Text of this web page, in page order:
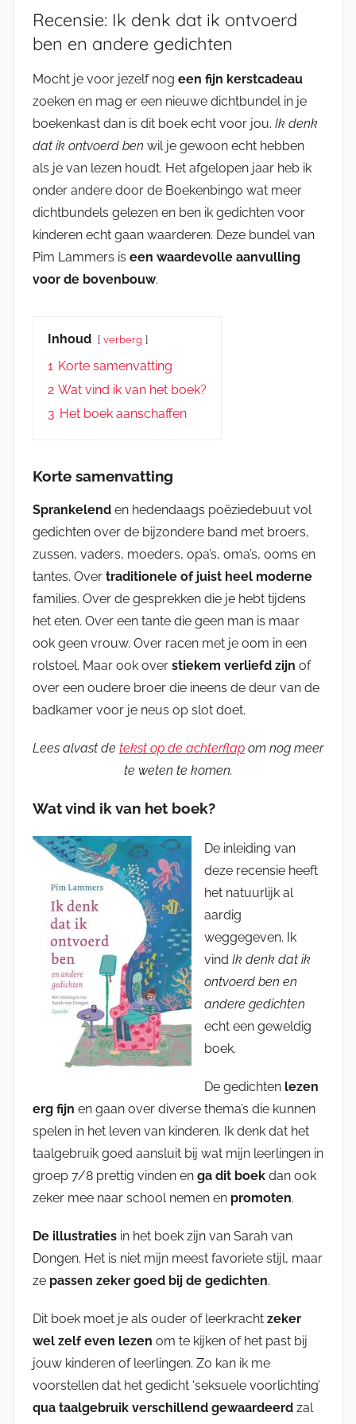
Recensie: Ik denk dat ik ontvoerd
ben en andere gedichten
Mocht je voor jezelf nog een fijn kerstcadeau
zoeken en mag er een nieuwe dichtbundel in je
boekenkast dan is dit boek echt voor jou. Ik denk
dat ik ontvoerd ben wil je gewoon echt hebben
als je van lezen houdt. Het afgelopen jaar heb ik
onder andere door de Boekenbingo wat meer
dichtbundels gelezen en ben ik gedichten voor
kinderen echt gaan waarderen. Deze bundel van
Pim Lammers is een waardevolle aanvulling
voor de bovenbouw.
Inhoud verberg
1 Korte samenvatting
2 Wat vind ik van het boek?
3 Het boek aanschaffen
Korte samenvatting
Sprankelend en hedendaags poëziedebuut vol
gedichten over de bijzondere band met broers,
zussen, vaders, moeders, opa’s, oma’s, ooms en
tantes. Over traditionele of juist heel moderne
families. Over de gesprekken die je hebt tijdens
het eten. Over een tante die geen man is maar
ook geen vrouw. Over racen met je oom in een
rolstoel. Maar ook over stiekem verliefd zijn of
over een oudere broer die ineens de deur van de
badkamer voor je neus op slot doet.
Lees alvast de tekst op de achterflap om nog meer
te weten te komen.
Wat vind ik van het boek?
De inleiding van
deze recensie heeft
het natuurlijk al
aardig
weggegeven. Ik
vind Ik denk dat ik
ontvoerd ben en
andere gedichten
echt een geweldig
boek.
De gedichten lezen
erg fijn en gaan over diverse thema’s die kunnen
spelen in het leven van kinderen. Ik denk dat het
taalgebruik goed aansluit bij wat mijn leerlingen in
groep 7/8 prettig vinden en ga dit boek dan ook
zeker mee naar school nemen en promoten.
De illustraties in het boek zijn van Sarah van
Dongen. Het is niet mijn meest favoriete stijl, maar
ze passen zeker goed bij de gedichten.
Dit boek moet je als ouder of leerkracht zeker
wel zelf even lezen om te kijken of het past bij
jouw kinderen of leerlingen. Zo kan ik me
voorstellen dat het gedicht ‘seksuele voorlichting’
qua taalgebruik verschillend gewaardeerd zal